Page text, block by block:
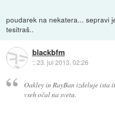
poudarek na nekatera... sepravi
tesitraš..
blackbfm
::23. jul 2013, 02:26
Oakley in RayBan izdeluje ista
vseh očal na svetu.